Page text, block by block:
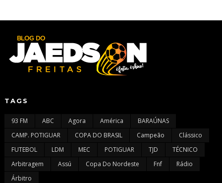
TAGS
93 FM ABC Agora América
BARAÚNAS
CAMP. POTIGUAR
COPA DO BRASIL Campeão
Clássico
FUTEBOL
LDM MEC POTIGUAR TJD
TÉCNICO
Arbitragem
Assú Copa Do Nordeste Fnf
Rádio
Árbitro